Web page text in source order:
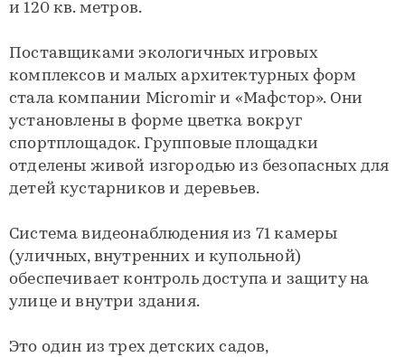
и 120 кв. метров.
Поставщиками экологичных игровых
комплексов и малых архитектурных форм
стала компании Micromir и «Мафстор». Они
установлены в форме цветка вокруг
спортплощадок. Групповые площадки
отделены живой изгородью из безопасных для
детей кустарников и деревьев.
Система видеонаблюдения из 71 камеры
(уличных, внутренних и купольной)
обеспечивает контроль доступа и защиту на
улице и внутри здания.
Это один из трех детских садов,